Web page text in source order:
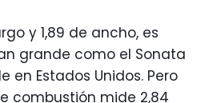
y 1,89 de ancho, es
grande como el Sonata
en Estados Unidos. Pero
combustión mide 2,84